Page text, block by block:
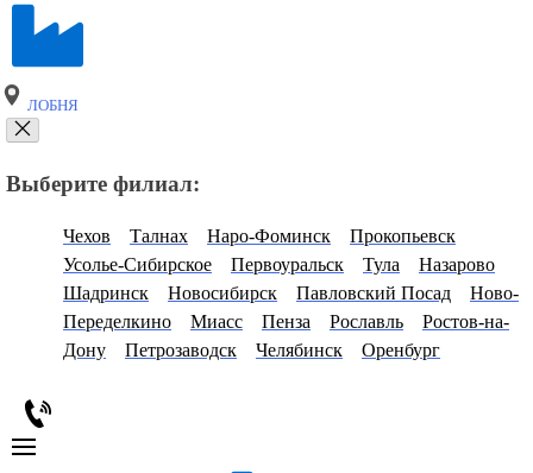
ЛОБНЯ
Выберите филиал:
Чехов Талнах Наро-Фоминск
Прокопьевск
Усолье-Сибирское
Первоуральск Тула
Назарово
Шадринск
Новосибирск Павловский Посад
Ново-
Переделкино
Миасс Пенза Рославль
Ростов-на-
Дону
Петрозаводск Челябинск Оренбург